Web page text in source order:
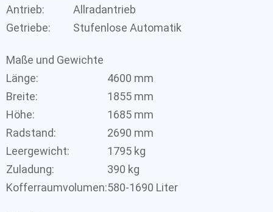
Antrieb:
Allradantrieb
Getriebe:
Stufenlose Automatik
Maße und Gewichte
Länge:
4600 mm
Breite:
1855 mm
Höhe:
1685 mm
Radstand:
2690 mm
Leergewicht:
1795 kg
Zuladung:
390 kg
Kofferraumvolumen:580-1690 Liter